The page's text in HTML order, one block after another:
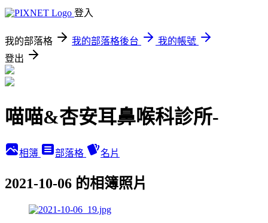
登入
我的部落格 我的部落格後台
我的帳號
登出
喵喵&杏安耳鼻喉科診所-
相簿 部落格 名片
2021-10-06 的相簿照片